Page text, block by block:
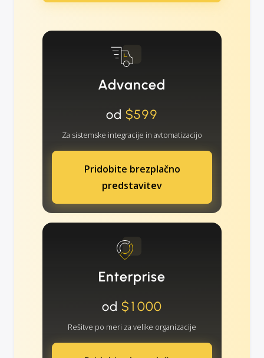
Advanced
od $599
Za sistemske integracije in avtomatizacijo
Pridobite brezplačno
predstavitev
Enterprise
od $1000
Rešitve po meri za velike organizacije